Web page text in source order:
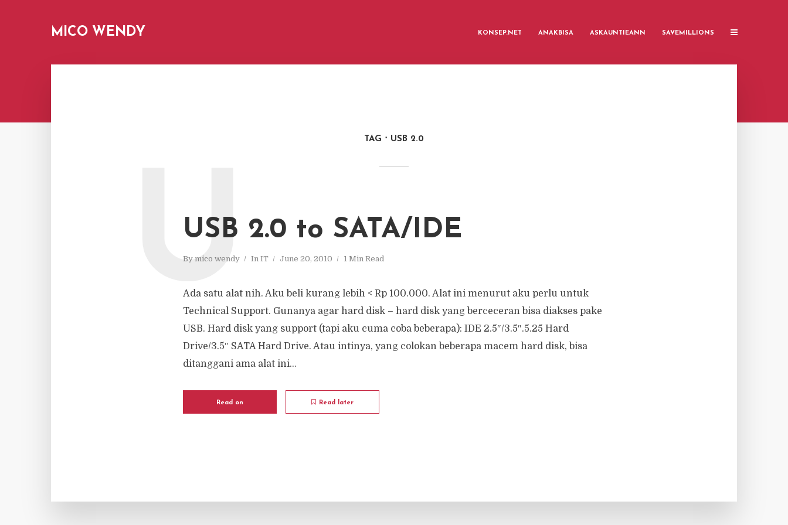
MICO WENDY KONSEP.NET ANAKBISA ASKAUNTIEANN SAVEMILLIONS
TAG USB 2.0
USB 2.0 to SATA/IDE
By mico wendy In IT June 20, 2010 1 Min Read
U
Ada satu alat nih. Aku beli kurang lebih < Rp 100.000. Alat ini menurut aku perlu untuk
Technical Support. Gunanya agar hard disk – hard disk yang berceceran bisa diakses pake
USB. Hard disk yang support (tapi aku cuma coba beberapa): IDE 2.5″/3.5″.5.25 Hard
Drive/3.5″ SATA Hard Drive. Atau intinya, yang colokan beberapa macem hard disk, bisa
ditanggani ama alat ini...
Read on Read later